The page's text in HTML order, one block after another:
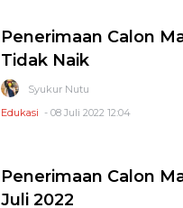
Penerimaan Calon
Tidak Naik
Syukur Nutu
Edukasi - 08 Juli 2022 12:04
Penerimaan Calon
Juli 2022